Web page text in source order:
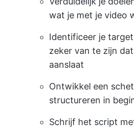
wat je met je video
Identificeer je
zeker van te zijn
aanslaat
Ontwikkel een
structureren in
Schrijf het script